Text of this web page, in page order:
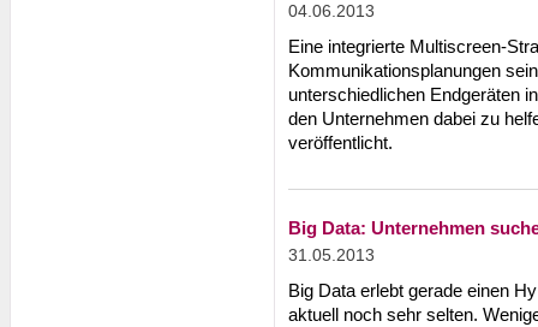
04.06.2013
Eine integrierte Multiscreen-
Kommunikationsplanungen
unterschiedlichen Endgeräten
den Unternehmen dabei zu
veröffentlicht.
Big Data: Unternehmen
31.05.2013
Big Data erlebt gerade einen
aktuell noch sehr selten.